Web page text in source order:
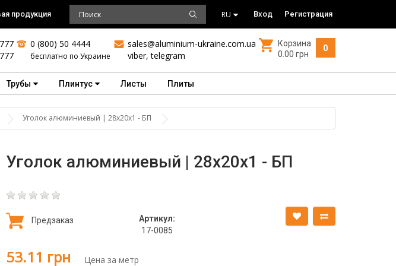
продукция RU Вход Регистрация
0 (800) 50 4444
бесплатно по Украине
sales@aluminium-ukraine.com.ua
viber,telegram
0
Корзина
0.00 грн
Трубы Плинтус Листы Плиты
Уголок алюминиевый | 28х20х1 - БП
Уголок алюминиевый | 28х20х1 - БП
Предзаказ
Артикул:
17-0085
53.11 грн Цена за метр